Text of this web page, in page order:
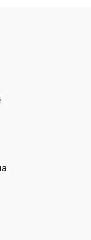
продаж.